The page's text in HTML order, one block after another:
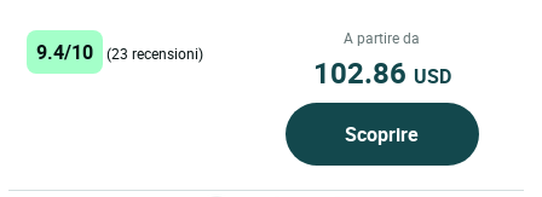
un ambiente...
9.4/10 (23 recensioni)
A partire da
102.86 USD
Scoprire